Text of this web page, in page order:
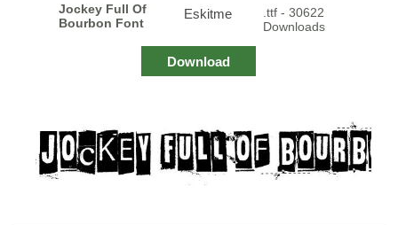
Jockey Full Of
Bourbon Font
Eskitme
.ttf - 30622
Downloads
Download